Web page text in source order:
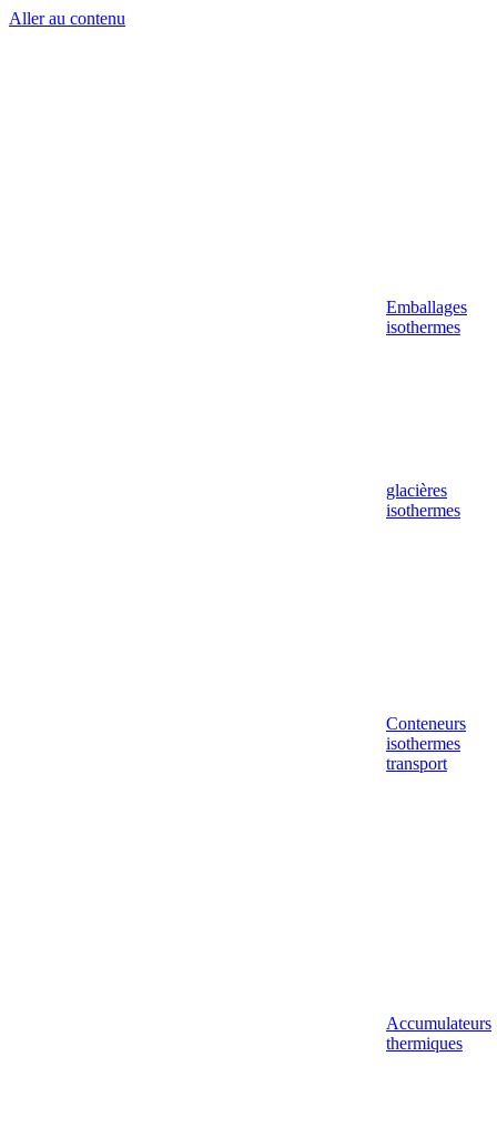
Aller au contenu
Emballages
isothermes
glacières
isothermes
Conteneurs
isothermes
transport
Accumulateurs
thermiques